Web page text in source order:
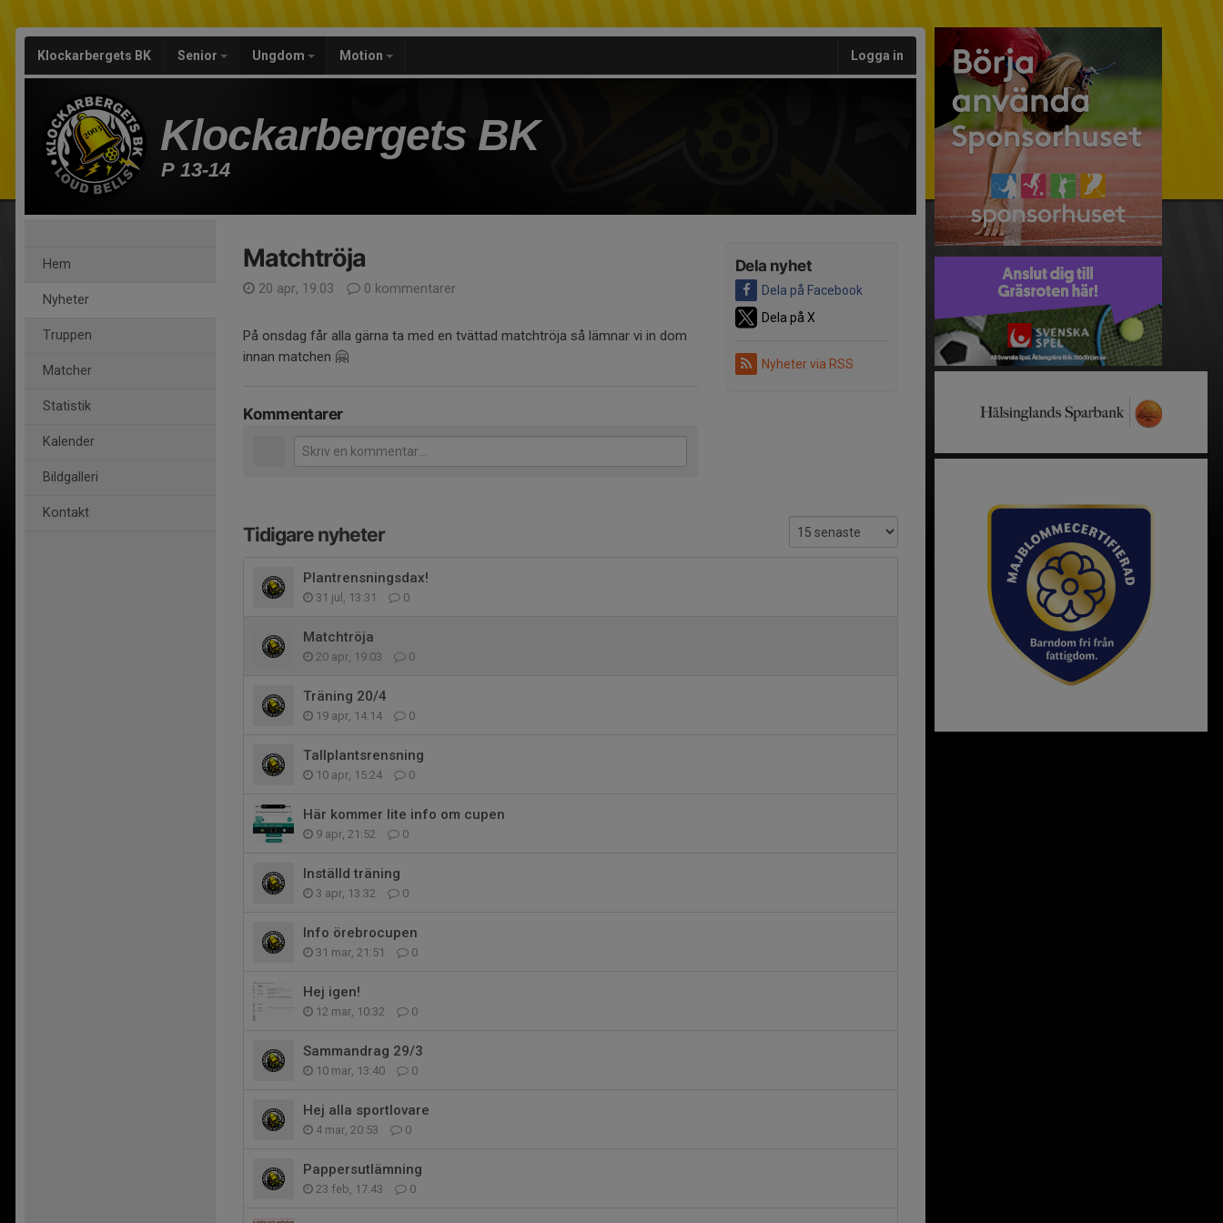
Klockarbergets BK Senior Ungdom Motion Logga in
Klockarbergets BK
P 13-14
Hem
Nyheter
Truppen
Matcher
Statistik
Kalender
Bildgalleri
Kontakt
Dela nyhet
Dela på Facebook
Dela på X
Nyheter via RSS
Matchtröja
20 apr, 19:03 0 kommentarer
På onsdag får alla gärna ta med en tvättad matchtröja så lämnar vi in dom
innan matchen 🤗
Kommentarer
Tidigare nyheter
Plantrensningsdax!
31 jul, 13:31 0
Matchtröja
20 apr, 19:03 0
Träning 20/4
19 apr, 14:14 0
Tallplantsrensning
10 apr, 15:24 0
Här kommer lite info om cupen
9 apr, 21:52 0
Inställd träning
3 apr, 13:32 0
Info örebrocupen
31 mar, 21:51 0
Hej igen!
12 mar, 10:32 0
Sammandrag 29/3
10 mar, 13:40 0
Hej alla sportlovare
4 mar, 20:53 0
Pappersutlämning
23 feb, 17:43 0